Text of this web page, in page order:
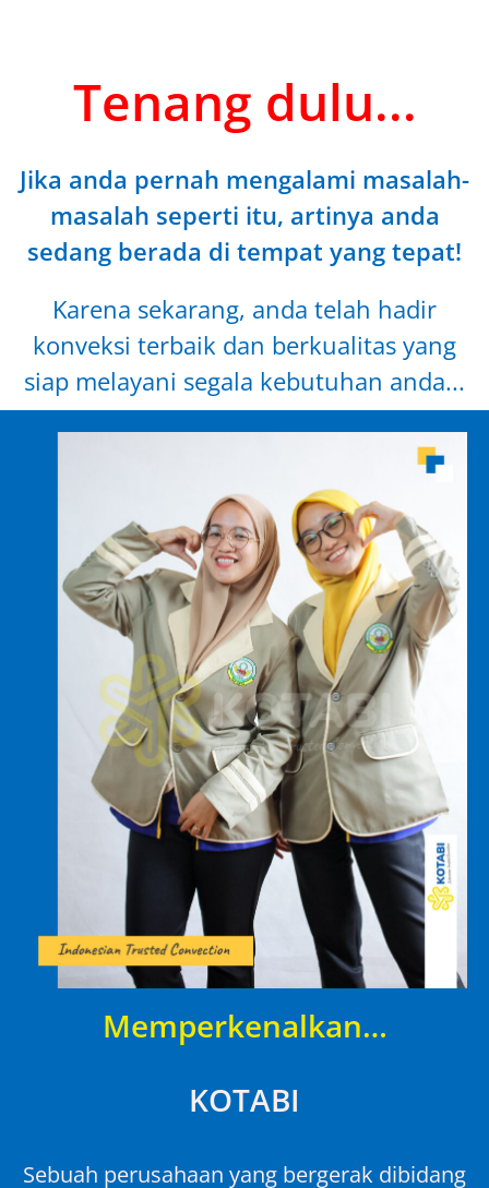
Tenang dulu...
Jika anda pernah mengalami masalah-
masalah seperti itu, artinya anda
sedang berada di tempat yang tepat!
Karena sekarang, anda telah hadir
konveksi terbaik dan berkualitas yang
siap melayani segala kebutuhan anda...
Memperkenalkan…
KOTABI
Sebuah perusahaan yang bergerak dibidang